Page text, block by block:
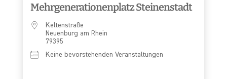
Mehrgenerationenplatz Steinenstadt
Keltenstraße
Neuenburg am Rhein
79395
Keine bevorstehenden Veranstaltungen